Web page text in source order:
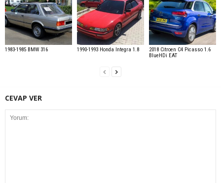
1983-1985 BMW 316 1990-1993 Honda Integra 1.8
2018 Citroen C4 Picasso 1.6
BlueHDi EAT
CEVAP VER